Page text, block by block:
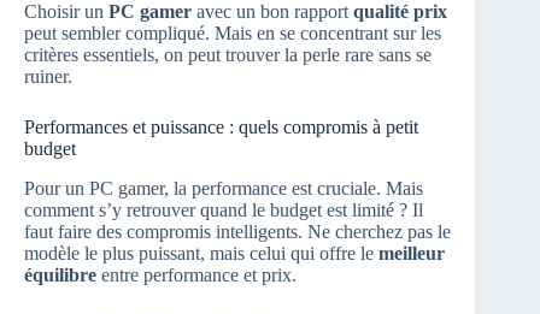
Choisir un PC gamer avec un bon rapport qualité prix
peut sembler compliqué. Mais en se concentrant sur les
critères essentiels, on peut trouver la perle rare sans se
ruiner.
Performances et puissance : quels compromis à petit
budget
Pour un PC gamer, la performance est cruciale. Mais
comment s’y retrouver quand le budget est limité ? Il
faut faire des compromis intelligents. Ne cherchez pas le
modèle le plus puissant, mais celui qui offre le meilleur
équilibre entre performance et prix.